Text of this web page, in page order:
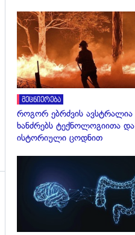
გადახედვა
გადახედვა
მეცნიერება
როგორ ებრძვის ავსტრალია
ხანძრებს ტექნოლოგიითა და
ისტორიული ცოდნით